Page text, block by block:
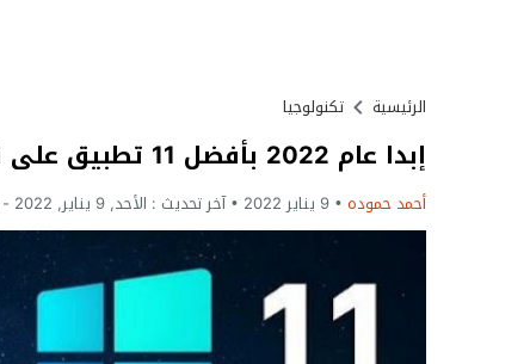
الرئيسية تكنولوجيا
إبدا عام 2022 بأفضل 11 تطبيق على نظام ويندوز 11 للكمبيوتر من مايكروسوفت
أحمد حموده 9 يناير 2022 آخر تحديث : الأحد, 9 يناير, 2022 - 8:18 مساءً